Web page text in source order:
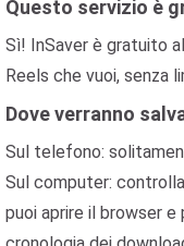
Questo servizio è
Sì! InSaver è gratuito
Reels che vuoi, senza
Dove verranno
Sul telefono:
Sul computer:
puoi aprire il browser